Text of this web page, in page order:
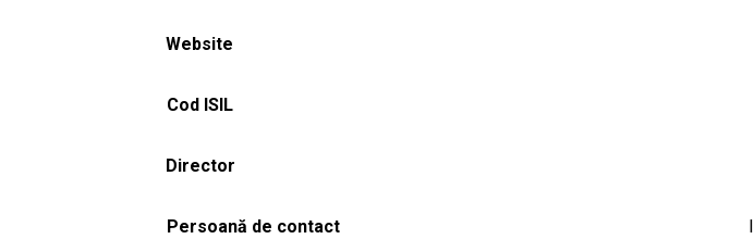
Website
Cod ISIL
Director
Persoană de contact